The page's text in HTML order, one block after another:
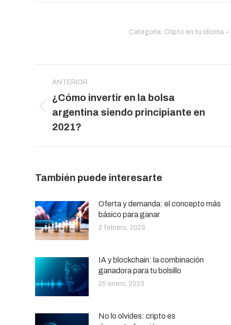
Categoría: Cripto en tu Idioma
entre
publicaciones
ANTERIOR
Publicación
¿Cómo invertir en la bolsa
argentina siendo principiante en
2021?
También puede interesarte
Oferta y demanda: el concepto más
básico para ganar
2 febrero, 2023
IA y blockchain: la combinación
ganadora para tu bolsillo
25 enero, 2023
No lo olvides: cripto es